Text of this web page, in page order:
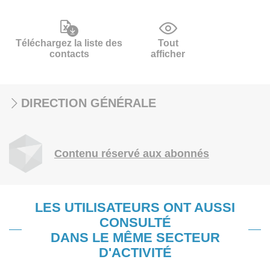
Téléchargez la liste des
contacts
Tout
afficher
DIRECTION GÉNÉRALE
Contenu réservé aux abonnés
LES UTILISATEURS ONT AUSSI
CONSULTÉ
DANS LE MÊME SECTEUR
D'ACTIVITÉ